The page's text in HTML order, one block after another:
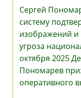
Сергей
систему
изображений
угроза
октября 2025
Пономарев
оперативного